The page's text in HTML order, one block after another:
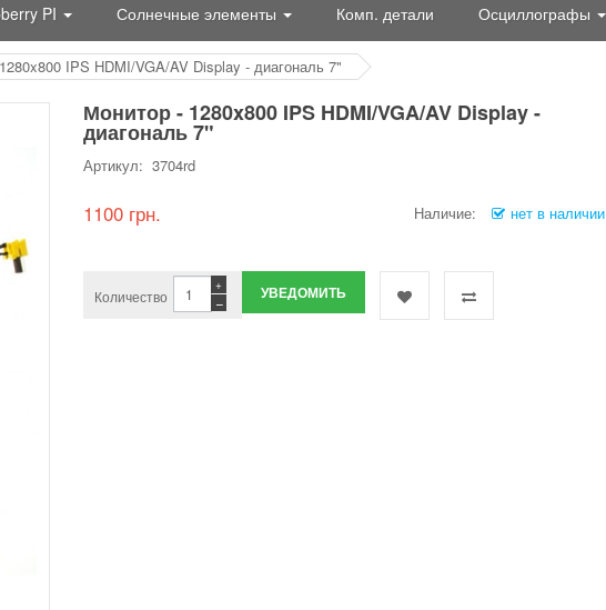
PI Солнечные элементы Комп. детали Осциллографы
IPS HDMI/VGA/AV Display - диагональ 7"
Монитор - 1280x800 IPS HDMI/VGA/AV Display -
диагональ 7"
Артикул: 3704rd
1100 грн. Наличие: нет в наличии
Количество −
+ УВЕДОМИТЬ